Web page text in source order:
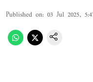
Published on: 03 Jul 2025,